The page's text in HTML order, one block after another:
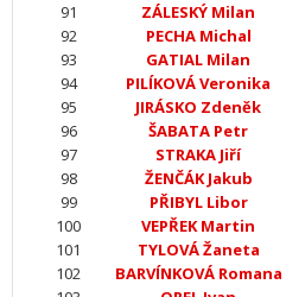
91
ZÁLESKÝ Milan
92
PECHA Michal
93
GATIAL Milan
94
PILÍKOVÁ Veronika
95
JIRÁSKO Zdeněk
96
ŠABATA Petr
97
STRAKA Jiří
98
ŽENČÁK Jakub
99
PŘIBYL Libor
100
VEPŘEK Martin
101
TYLOVÁ Žaneta
102
BARVÍNKOVÁ Romana